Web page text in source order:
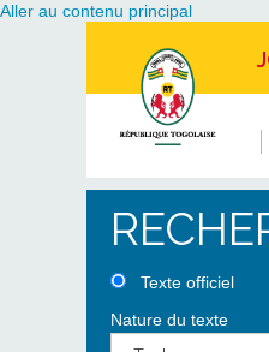
Aller au contenu principal
Texte officiel
Nature du texte